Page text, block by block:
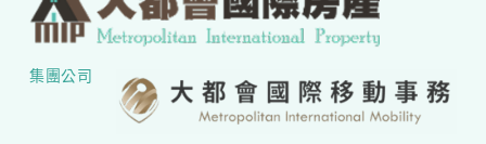
集團公司